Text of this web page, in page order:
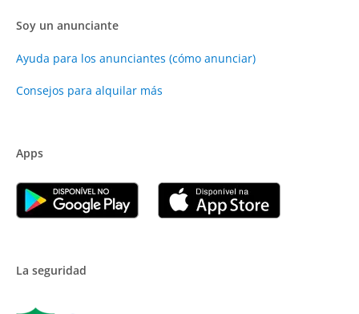
Soy un anunciante
Ayuda para los anunciantes (cómo anunciar)
Consejos para alquilar más
Apps
La seguridad